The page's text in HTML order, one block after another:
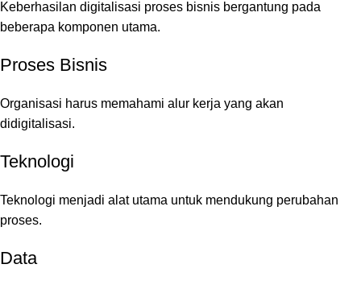
Keberhasilan digitalisasi proses bisnis bergantung pada
beberapa komponen utama.
Proses Bisnis
Organisasi harus memahami alur kerja yang akan
didigitalisasi.
Teknologi
Teknologi menjadi alat utama untuk mendukung perubahan
proses.
Data